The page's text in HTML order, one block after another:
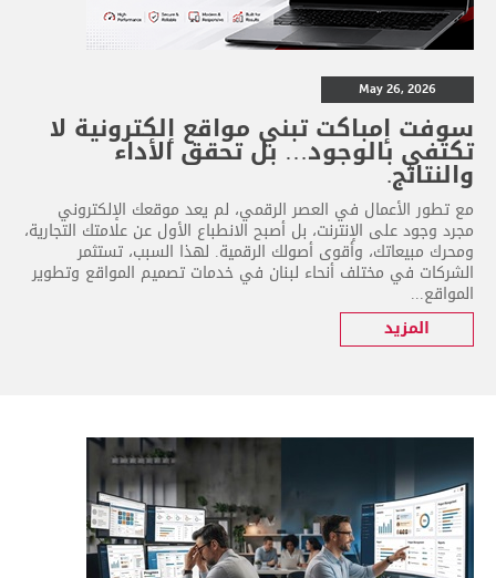
May 26, 2026
سوفت إمباكت تبني مواقع إلكترونية لا
تكتفي بالوجود… بل تحقق الأداء
والنتائج.
مع تطور الأعمال في العصر الرقمي، لم يعد موقعك الإلكتروني
مجرد وجود على الإنترنت، بل أصبح الانطباع الأول عن علامتك التجارية،
ومحرك مبيعاتك، وأقوى أصولك الرقمية. لهذا السبب، تستثمر
الشركات في مختلف أنحاء لبنان في خدمات تصميم المواقع وتطوير
المواقع...
المزيد